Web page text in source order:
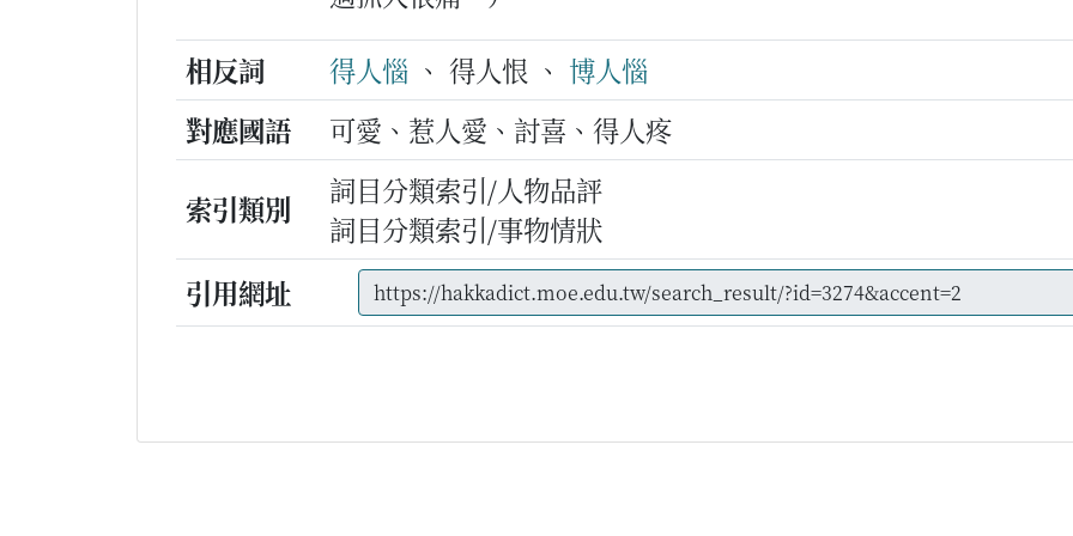
相反詞
得人惱 、 得人恨 、 博人惱
對應國語
可愛、惹人愛、討喜、得人疼
索引類別
詞目分類索引/人物品評
詞目分類索引/事物情狀
引用網址